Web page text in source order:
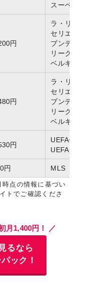
スーペルコパ
円
ラ・リーガ
セリエA
ブンデスリー
リーグアン
ベルギーリ
円
ラ・リーガ
セリエA
ブンデスリー
リーグアン
ベルギーリ
円
UEFAチャン
UEFAヨーロ
円 MLS
点の情報に基づい
トでご確認くださ
月1,400円！ ／
るなら
ック！